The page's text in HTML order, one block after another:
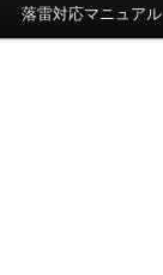
落雷対応マニュアル